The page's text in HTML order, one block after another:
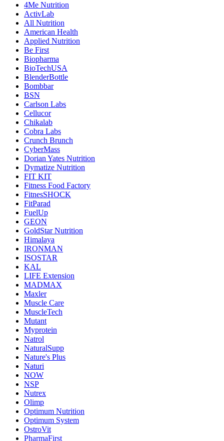
4Me Nutrition
ActivLab
All Nutrition
American Health
Applied Nutrition
Be First
Biopharma
BioTechUSA
BlenderBottle
Bombbar
BSN
Carlson Labs
Cellucor
Chikalab
Cobra Labs
Crunch Brunch
CyberMass
Dorian Yates Nutrition
Dymatize Nutrition
FIT KIT
Fitness Food Factory
FitnesSHOCK
FitParad
FuelUp
GEON
GoldStar Nutrition
Himalaya
IRONMAN
ISOSTAR
KAL
LIFE Extension
MADMAX
Maxler
Muscle Care
MuscleTech
Mutant
Myprotein
Natrol
NaturalSupp
Nature's Plus
Naturi
NOW
NSP
Nutrex
Olimp
Optimum Nutrition
Optimum System
OstroVit
PharmaFirst